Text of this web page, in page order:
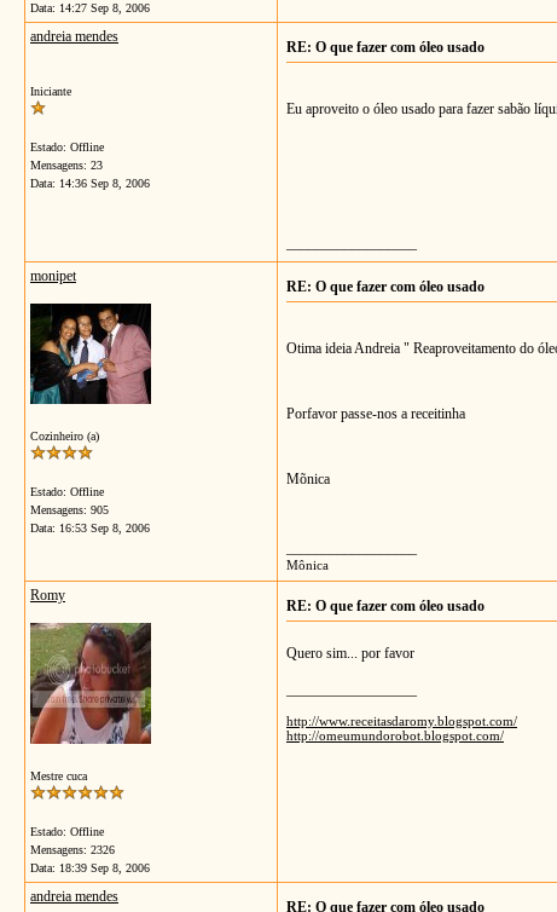
Data: 14:27 Sep 8, 2006
andreia mendes
Iniciante
Estado: Offline
Mensagens: 23
Data: 14:36 Sep 8, 2006
RE: O que fazer com óleo usado
Eu aproveito o óleo usado para fazer sabão
monipet
Cozinheiro (a)
Estado: Offline
Mensagens: 905
Data: 16:53 Sep 8, 2006
RE: O que fazer com óleo usado
Otima ideia Andreia " Reaproveitamento do
Porfavor passe-nos a receitinha
Mõnica
Mônica
Romy
Mestre cuca
Estado: Offline
Mensagens: 2326
Data: 18:39 Sep 8, 2006
RE: O que fazer com óleo usado
Quero sim... por favor
http://www.receitasdaromy.blogspot.com/
http://omeumundorobot.blogspot.com/
andreia mendes
RE: O que fazer com óleo usado